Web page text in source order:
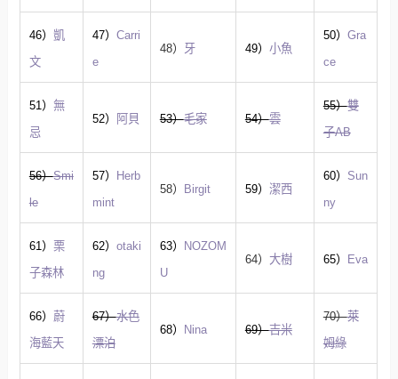
46） 凱
文
47） Carri
e
48） 牙 49） 小魚
50） Gra
ce
51） 無
忌
52） 阿貝 53）毛家 54）雲
55）雙
子AB
56）Smi
le
57）
Herb
mint
58） Birgit 59） 潔西
60） Sun
ny
61） 栗
子森林
62） otaki
ng
63）
NOZOM
U
64） 大樹 65） Eva
66） 蔚
海藍天
67）水色
漂泊
68） Nina 69）吉米
70）萊
姆綠